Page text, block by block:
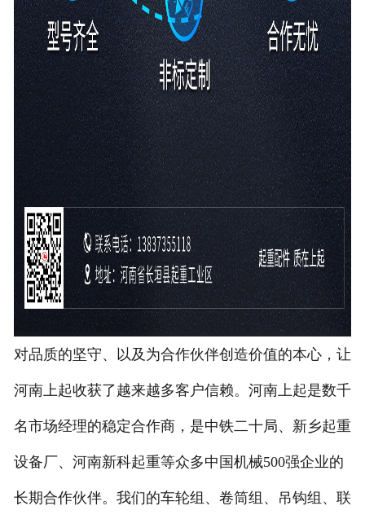
对品质的坚守、以及为合作伙伴创造价值的本心，让
河南上起收获了越来越多客户信赖。河南上起是数千
名市场经理的稳定合作商，是中铁二十局、新乡起重
设备厂、河南新科起重等众多中国机械500强企业的
长期合作伙伴。我们的车轮组、卷筒组、吊钩组、联